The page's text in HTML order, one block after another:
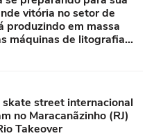
vitória no setor de
produzindo em massa
máquinas de litografia
street internacional
no Maracanãzinho (RJ)
Takeover